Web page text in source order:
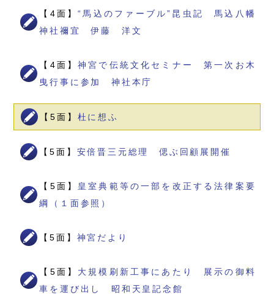
【4面】“馬込のファーブル”昆虫記 馬込八幡
神社禰宜 伊藤 洋文
【4面】神宮で伝統文化セミナー 第一次お木
曳行事に参加 神社本庁
【5面】 杜に想ふ
【5面】 安倍晋三元総理 偲ぶ回顧展開催
【5面】 皇室典範等の一部を改正する法律案要
綱（１面参照）
【5面】 神宮だより
【5面】 大規模刷新工事にあたり 展示の御料
車を運び出し 昭和天皇記念館